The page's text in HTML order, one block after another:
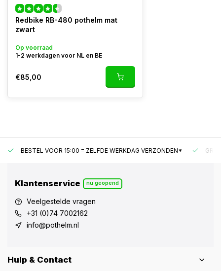
Redbike RB-480 pothelm mat
zwart
Op voorraad
1-2 werkdagen voor NL en BE
€85,00
BESTEL VOOR 15:00 = ZELFDE WERKDAG VERZONDEN*
Klantenservice nu geopend
Veelgestelde vragen
+31 (0)74 7002162
info@pothelm.nl
Hulp & Contact